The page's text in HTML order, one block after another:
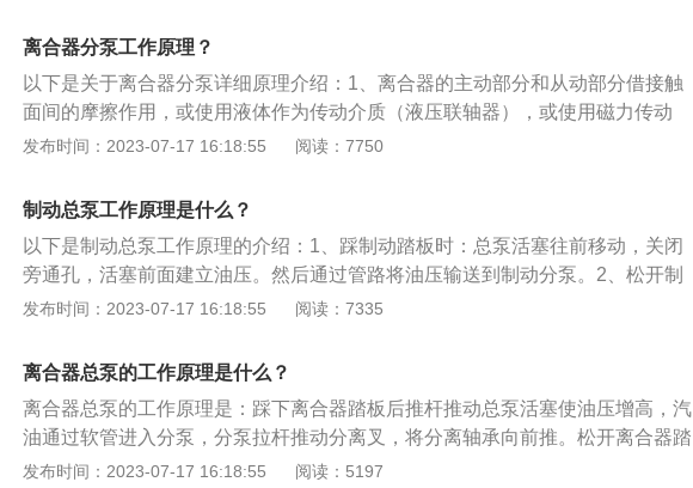
汽车的刹车分泵的原理是一样的，都是利用油压的原理，使离合器达到分离。汽
车中常用的离合器分为牙嵌式和摩擦式两类。
离合器总泵活塞中部有一个径向长圆通孔，限向螺钉穿过活塞长圆孔，防止活塞
旋转，进油阀装入活塞左端轴向孔中，进油阀座通过活塞表面的直孔插在活塞孔
中。
离合器分泵工作原理？
以下是关于离合器分泵详细原理介绍：1、离合器的主动部分和从动部分借接触
面间的摩擦作用，或使用液体作为传动介质（液压联轴器），或使用磁力传动
（电磁离合器）逐渐接合。2、目前在汽车上广泛采用的是用弹簧压紧的摩擦离
之间的摩擦传递给从动盘。当驾驶员踩下离合器踏板时，膜片弹簧的大端驱动压
盘通过部件的变速器向后移动。此时从动部分与主动部分分离。
发布时间：2023-07-17 16:18:55 阅读：7750
制动总泵工作原理是什么？
以下是制动总泵工作原理的介绍：1、踩制动踏板时：总泵活塞往前移动，关闭
旁通孔，活塞前面建立油压。然后通过管路将油压输送到制动分泵。2、松开制
动踏板时：总泵活塞在油压和回位弹簧的作用下回位，制动系统压力下降，活塞
面，使活塞前面的油增多，然后在制动时，制动力增加。拓展资料：以下是制动
总泵的内容介绍：1、制动总泵也称为制动主油（气），它的主要作用是推动制
动液（或气体）传输至各个制动分泵之中推动活塞。2、制动主缸属于单向作用
活塞式液压缸，它的作用是将踏板机构输入的机械能转换成液压能。制动主缸分
单腔和双腔式两种，分别用于单回路和双回路液压制动系统。
发布时间：2023-07-17 16:18:55 阅读：7335
离合器总泵的工作原理是什么？
离合器总泵的工作原理是：踩下离合器踏板后推杆推动总泵活塞使油压增高，汽
油通过软管进入分泵，分泵拉杆推动分离叉，将分离轴承向前推。松开离合器踏
板后液压解除，分离叉在回位弹簧作用下退回原位，使离合器处在接合状态。离
发布时间：2023-07-17 16:18:55 阅读：5197